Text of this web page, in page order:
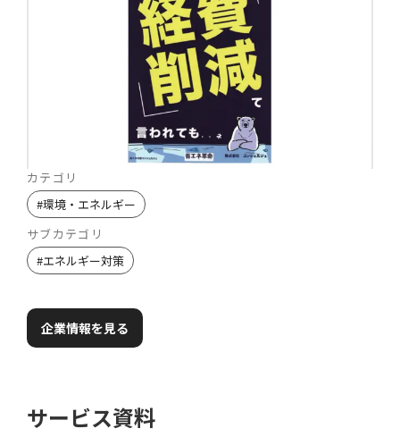
カテゴリ
#環境・エネルギー
サブカテゴリ
#エネルギー対策
企業情報を見る
サービス資料